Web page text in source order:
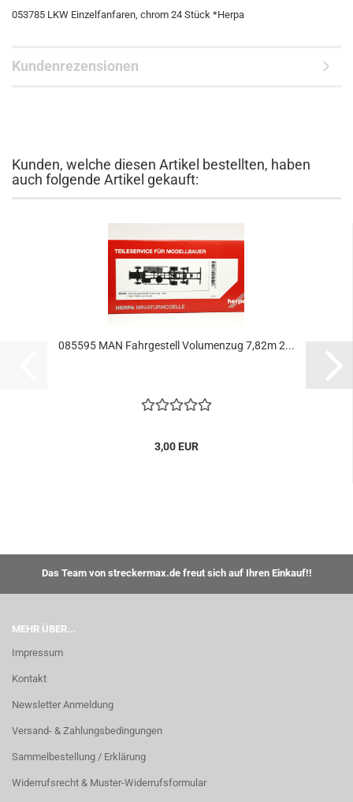
053785 LKW Einzelfanfaren, chrom 24 Stück *Herpa
Kundenrezensionen
Kunden, welche diesen Artikel bestellten, haben
auch folgende Artikel gekauft:
085595 MAN Fahrgestell Volumenzug 7,82m 2...
3,00 EUR
Das Team von streckermax.de freut sich auf Ihren Einkauf!!
MEHR ÜBER...
Impressum
Kontakt
Newsletter Anmeldung
Versand- & Zahlungsbedingungen
Sammelbestellung / Erklärung
Widerrufsrecht & Muster-Widerrufsformular